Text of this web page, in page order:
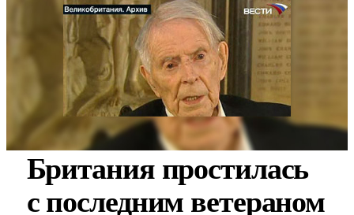
Британия простилась
с последним ветераном